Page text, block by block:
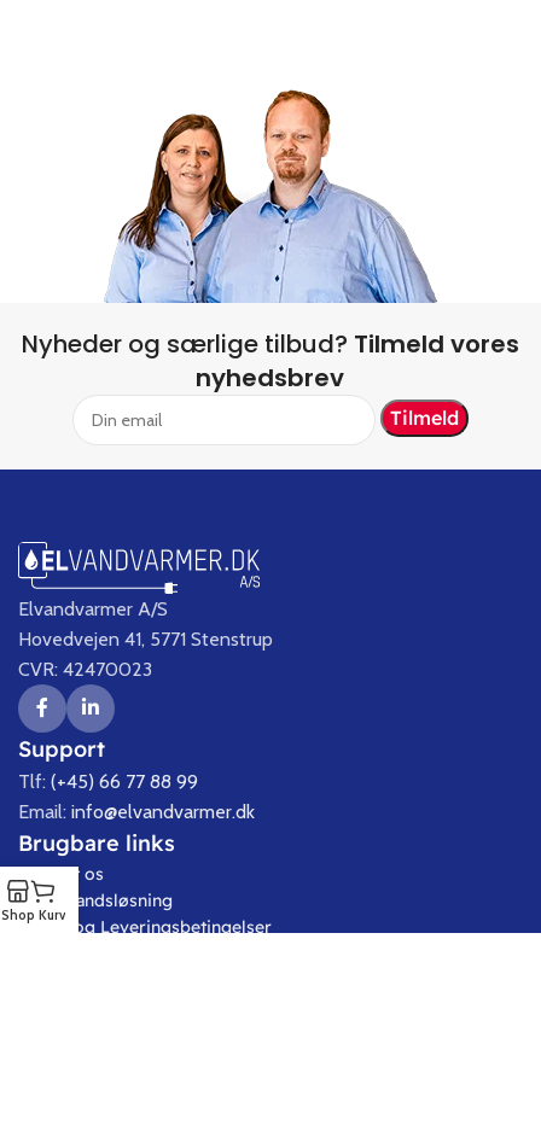
Nyheder og særlige tilbud? Tilmeld vores
nyhedsbrev
Elvandvarmer A/S
Hovedvejen 41, 5771 Stenstrup
CVR: 42470023
Support
Tlf: (+45) 66 77 88 99
Email: info@elvandvarmer.dk
Brugbare links
Kontakt os
Brugsvandsløsning
Salgs- og Leveringsbetingelser
Shop Kurv